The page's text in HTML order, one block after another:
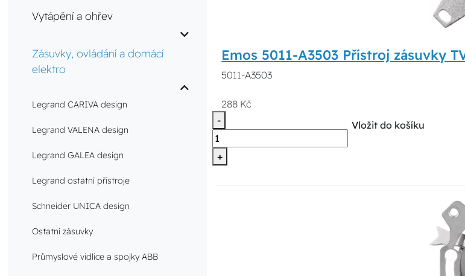
Vytápění a ohřev
Zásuvky, ovládání a domácí
elektro
Legrand CARIVA design
Legrand VALENA design
Legrand GALEA design
Legrand ostatní přístroje
Schneider UNICA design
Ostatní zásuvky
Průmyslové vidlice a spojky ABB
Emos 5011-A3503 Přístroj zásuvky
5011-A3503
288 Kč
-
+
Vložit do košíku